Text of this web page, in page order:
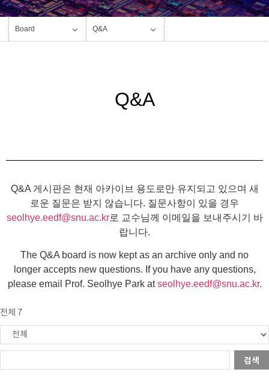
Board Q&A
Q&A
Q&A 게시판은 현재 아카이브 용도로만 유지되고 있으며 새
로운 질문은 받지 않습니다. 질문사항이 있을 경우
seolhye.eedf@snu.ac.kr로 교수님께 이메일을 보내주시기 바
랍니다.
The Q&A board is now kept as an archive only and no
longer accepts new questions. If you have any questions,
please email Prof. Seolhye Park atseolhye.eedf@snu.ac.kr.
전체 7
검색